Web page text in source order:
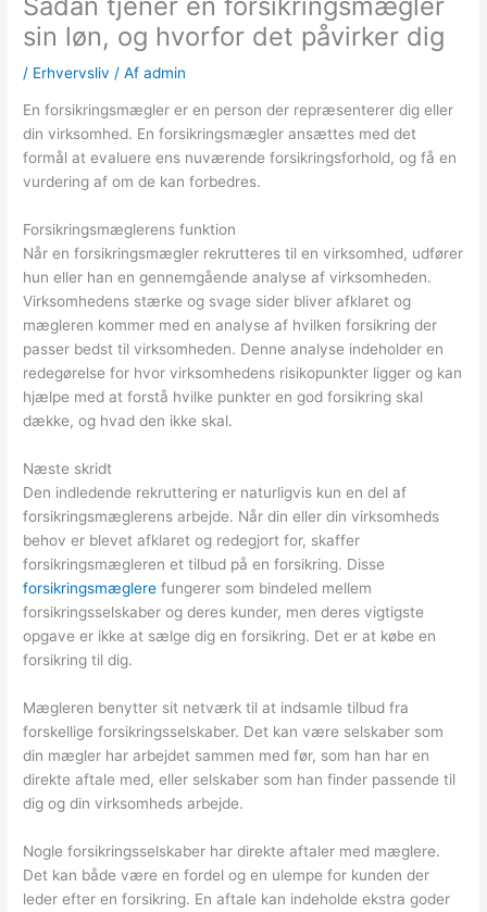
sin løn, og hvorfor det påvirker dig
/ Erhvervsliv / Afadmin
En forsikringsmægler er en person der repræsenterer dig eller
din virksomhed. En forsikringsmægler ansættes med det
formål at evaluere ens nuværende forsikringsforhold, og få en
vurdering af om de kan forbedres.
Forsikringsmæglerens funktion
Når en forsikringsmægler rekrutteres til en virksomhed, udfører
hun eller han en gennemgående analyse af virksomheden.
Virksomhedens stærke og svage sider bliver afklaret og
mægleren kommer med en analyse af hvilken forsikring der
passer bedst til virksomheden. Denne analyse indeholder en
redegørelse for hvor virksomhedens risikopunkter ligger og kan
hjælpe med at forstå hvilke punkter en god forsikring skal
dække, og hvad den ikke skal.
Næste skridt
Den indledende rekruttering er naturligvis kun en del af
forsikringsmæglerens arbejde. Når din eller din virksomheds
behov er blevet afklaret og redegjort for, skaffer
forsikringsmægleren et tilbud på en forsikring. Disse
forsikringsmæglere fungerer som bindeled mellem
forsikringsselskaber og deres kunder, men deres vigtigste
opgave er ikke at sælge dig en forsikring. Det er at købe en
forsikring til dig.
Mægleren benytter sit netværk til at indsamle tilbud fra
forskellige forsikringsselskaber. Det kan være selskaber som
din mægler har arbejdet sammen med før, som han har en
direkte aftale med, eller selskaber som han finder passende til
dig og din virksomheds arbejde.
Nogle forsikringsselskaber har direkte aftaler med mæglere.
Det kan både være en fordel og en ulempe for kunden der
leder efter en forsikring. En aftale kan indeholde ekstra goder